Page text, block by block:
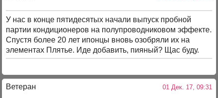
У нас в конце пятидесятых начали выпуск пробной
партии кондиционеров на полупроводниковом эффекте.
Спустя более 20 лет ипонцы вновь озобряли их на
элементах Плятье. Иде добавить, пияный? Щас буду.
Ветеран 01 Дек. 17, 09:31